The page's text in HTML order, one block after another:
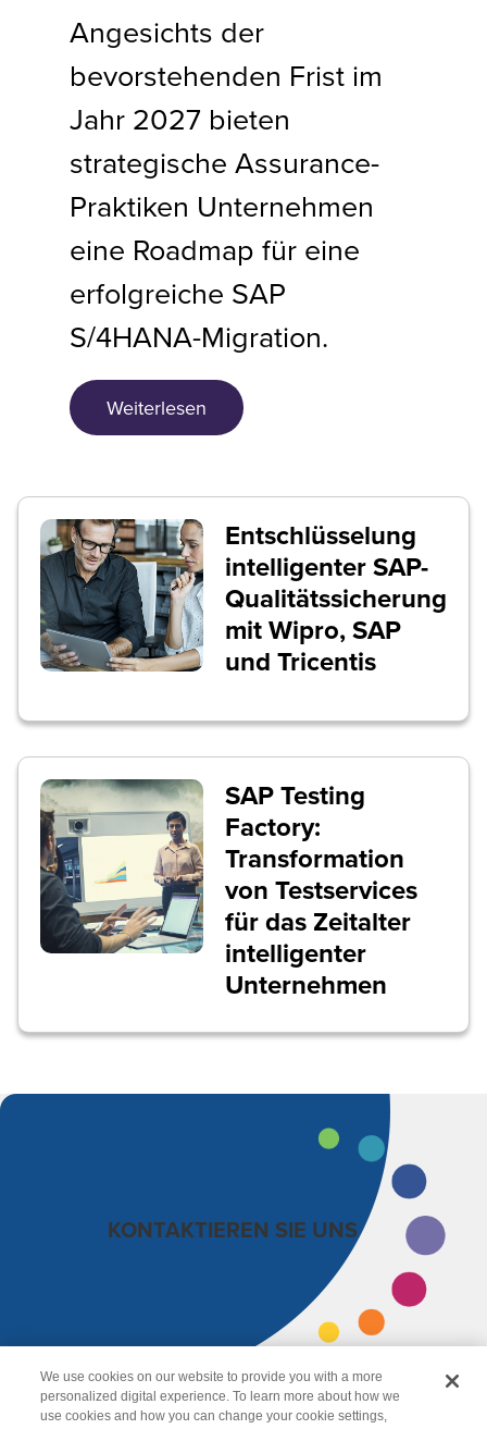
Angesichts der
bevorstehenden Frist im
Jahr 2027 bieten
strategische Assurance-
Praktiken Unternehmen
eine Roadmap für eine
erfolgreiche SAP
S/4HANA-Migration.
Weiterlesen
Entschlüsselung
intelligenter SAP-
Qualitätssicherung
mit Wipro, SAP
und Tricentis
SAP Testing
Factory:
Transformation
von Testservices
für das Zeitalter
intelligenter
Unternehmen
KONTAKTIEREN SIE UNS
We use cookies on our website to provide you with a more
personalized digital experience. To learn more about how we
use cookies and how you can change your cookie settings,